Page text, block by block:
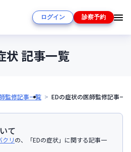
ログイン 診察予約
状 記事一覧
監修記事一覧 EDの症状の医師監修記事一覧
て
クリの、「EDの症状」に関する記事一